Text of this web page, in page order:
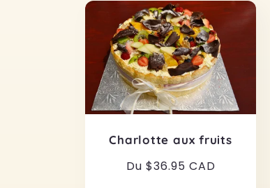
Charlotte aux fruits
Prix
Du $36.95 CAD